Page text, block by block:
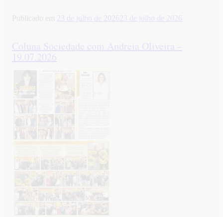
Publicado em 23 de julho de 2026 23 de julho de 2026
Coluna Sociedade com Andreia Oliveira –
19.07.2026